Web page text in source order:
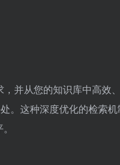
并从您的知识库中高效
。这种深度优化的检索